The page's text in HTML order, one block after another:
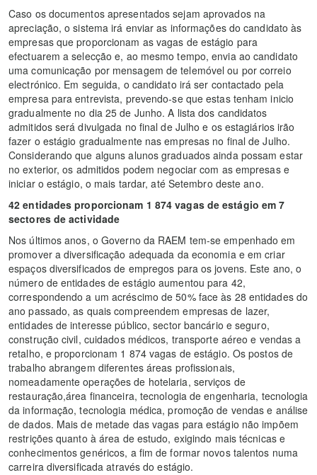
Caso os documentos apresentados sejam aprovados na
apreciação, o sistema irá enviar as informações do candidato às
empresas que proporcionam as vagas de estágio para
efectuarem a selecção e, ao mesmo tempo, envia ao candidato
uma comunicação por mensagem de telemóvel ou por correio
electrónico. Em seguida, o candidato irá ser contactado pela
empresa para entrevista, prevendo-se que estas tenham inicio
gradualmente no dia 25 de Junho. A lista dos candidatos
admitidos será divulgada no final de Julho e os estagiários irão
fazer o estágio gradualmente nas empresas no final de Julho.
Considerando que alguns alunos graduados ainda possam estar
no exterior, os admitidos podem negociar com as empresas e
iniciar o estágio, o mais tardar, até Setembro deste ano.
42 entidades proporcionam 1 874 vagas de estágio em 7
sectores de actividade
Nos últimos anos, o Governo da RAEM tem-se empenhado em
promover a diversificação adequada da economia e em criar
espaços diversificados de empregos para os jovens. Este ano, o
número de entidades de estágio aumentou para 42,
correspondendo a um acréscimo de 50% face às 28 entidades do
ano passado, as quais compreendem empresas de lazer,
entidades de interesse público, sector bancário e seguro,
construção civil, cuidados médicos, transporte aéreo e vendas a
retalho, e proporcionam 1 874 vagas de estágio. Os postos de
trabalho abrangem diferentes áreas profissionais,
nomeadamente operações de hotelaria, serviços de
restauração,área financeira, tecnologia de engenharia, tecnologia
da informação, tecnologia médica, promoção de vendas e análise
de dados. Mais de metade das vagas para estágio não impõem
restrições quanto à área de estudo, exigindo mais técnicas e
conhecimentos genéricos, a fim de formar novos talentos numa
carreira diversificada através do estágio.